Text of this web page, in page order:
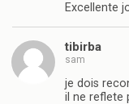
Excellente
tibirba
sam
je dois
il ne reflete